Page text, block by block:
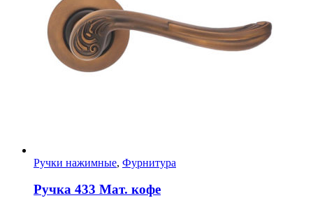
Ручки нажимные, Фурнитура
Ручка 433 Мат. кофе